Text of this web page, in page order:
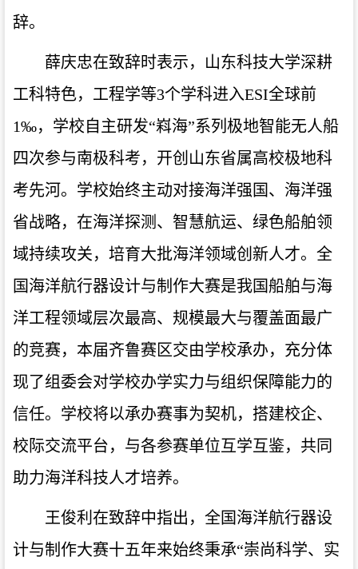
辞。
薛庆忠在致辞时表示，山东科技大学深耕
工科特色，工程学等3个学科进入ESI全球前
1‰，学校自主研发“嵙海”系列极地智能无人船
四次参与南极科考，开创山东省属高校极地科
考先河。学校始终主动对接海洋强国、海洋强
省战略，在海洋探测、智慧航运、绿色船舶领
域持续攻关，培育大批海洋领域创新人才。全
国海洋航行器设计与制作大赛是我国船舶与海
洋工程领域层次最高、规模最大与覆盖面最广
的竞赛，本届齐鲁赛区交由学校承办，充分体
现了组委会对学校办学实力与组织保障能力的
信任。学校将以承办赛事为契机，搭建校企、
校际交流平台，与各参赛单位互学互鉴，共同
助力海洋科技人才培养。
王俊利在致辞中指出，全国海洋航行器设
计与制作大赛十五年来始终秉承“崇尚科学、实